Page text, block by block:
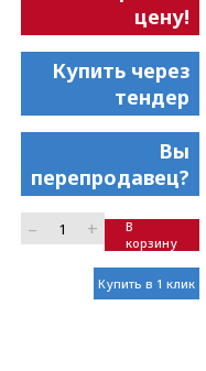
цену!
Купить через
тендер
Вы
перепродавец?
– +
В
корзину
Купить в 1 клик